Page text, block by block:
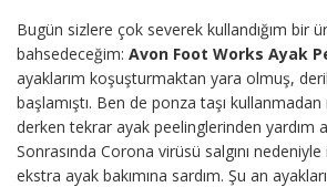
Bugün sizlere çok severek kullandığım bir
bahsedeceğim: Avon Foot Works Ayak
ayaklarım koşuşturmaktan yara olmuş,
başlamıştı. Ben de ponza taşı
derken tekrar ayak peelinglerinden yardım
Sonrasında Corona virüsü salgını
ekstra ayak bakımına sardım. Şu an